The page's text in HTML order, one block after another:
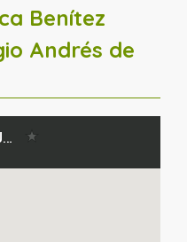
Benítez
Andrés de